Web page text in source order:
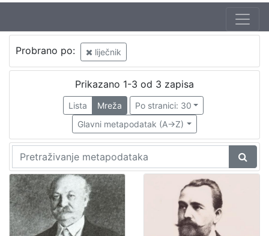
Probrano po: liječnik
Prikazano 1-3 od 3 zapisa
Lista Mreža
Po stranici: 30
Glavni metapodatak (A->Z)